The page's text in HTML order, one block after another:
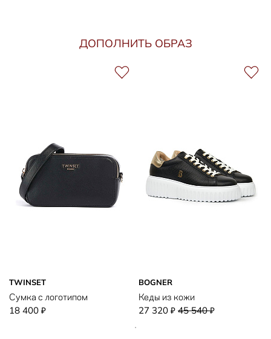
ДОПОЛНИТЬ ОБРАЗ
TWINSET
Сумка с логотипом
18 400 ₽
BOGNER
Кеды из кожи
27 320 ₽ 45 540₽